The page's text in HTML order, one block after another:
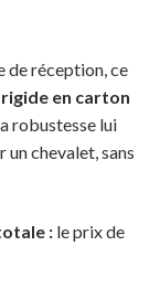
de réception, ce
en carton
robustesse lui
chevalet, sans
: le prix de